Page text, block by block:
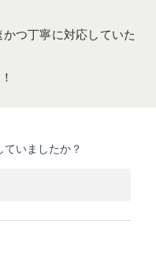
つ丁寧に対応していた
いましたか？